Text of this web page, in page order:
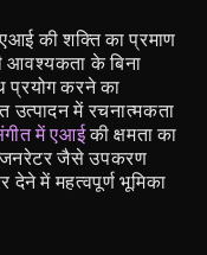
की शक्ति का प्रमाण
आवश्यकता के बिना
प्रयोग करने का
उत्पादन में रचनात्मकता
में एआई की क्षमता का
जनरेटर जैसे उपकरण
में महत्वपूर्ण भूमिका